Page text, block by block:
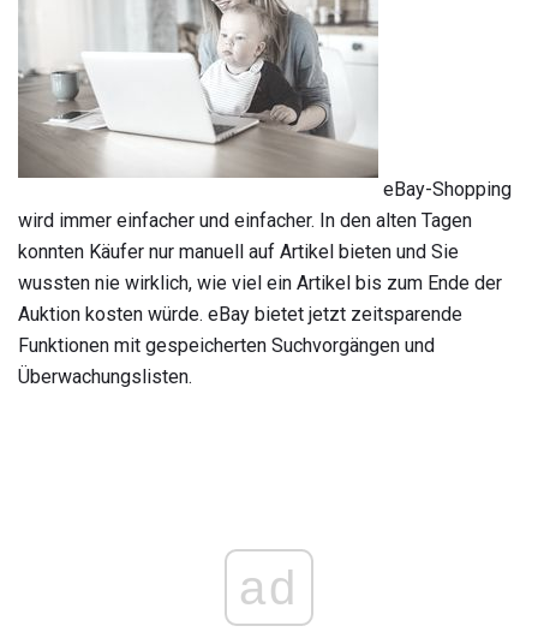
eBay-Shopping
wird immer einfacher und einfacher. In den alten Tagen
konnten Käufer nur manuell auf Artikel bieten und Sie
wussten nie wirklich, wie viel ein Artikel bis zum Ende der
Auktion kosten würde. eBay bietet jetzt zeitsparende
Funktionen mit gespeicherten Suchvorgängen und
Überwachungslisten.
ad